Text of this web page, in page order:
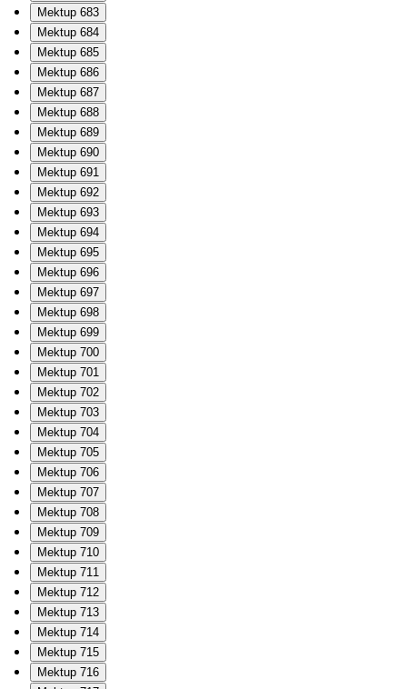
Mektup 683
Mektup 684
Mektup 685
Mektup 686
Mektup 687
Mektup 688
Mektup 689
Mektup 690
Mektup 691
Mektup 692
Mektup 693
Mektup 694
Mektup 695
Mektup 696
Mektup 697
Mektup 698
Mektup 699
Mektup 700
Mektup 701
Mektup 702
Mektup 703
Mektup 704
Mektup 705
Mektup 706
Mektup 707
Mektup 708
Mektup 709
Mektup 710
Mektup 711
Mektup 712
Mektup 713
Mektup 714
Mektup 715
Mektup 716